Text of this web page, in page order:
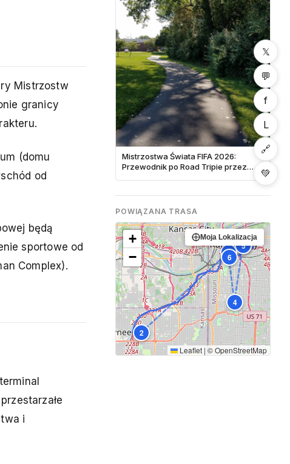
Mistrzostw
granicy
(domu
od
będą
sportowe od
Complex).
i
Mistrzostwa Świata FIFA 2026:
Przewodnik po Road Tripie przez
POWIĄZANA TRASA
1
2
3
4
5
6
+
−
Moja Lokalizacja
Leaflet | ©OpenStreetMap
𝕏
💬
f
L
🔗
💚